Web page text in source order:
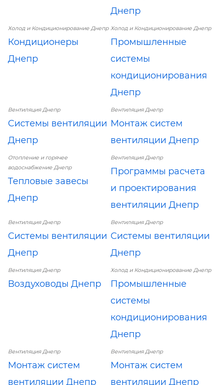
Днепр
Холод и Кондиционирование Днепр
Кондиционеры
Днепр
Холод и Кондиционирование Днепр
Промышленные
системы
кондиционирования
Днепр
Вентиляция Днепр
Системы вентиляции
Днепр
Вентиляция Днепр
Монтаж систем
вентиляции Днепр
Отопление и горячее
водоснабжение Днепр
Тепловые завесы
Днепр
Вентиляция Днепр
Программы расчета
и проектирования
вентиляции Днепр
Вентиляция Днепр
Системы вентиляции
Днепр
Вентиляция Днепр
Системы вентиляции
Днепр
Вентиляция Днепр
Воздуховоды Днепр
Холод и Кондиционирование Днепр
Промышленные
системы
кондиционирования
Днепр
Вентиляция Днепр
Монтаж систем
вентиляции Днепр
Вентиляция Днепр
Монтаж систем
вентиляции Днепр